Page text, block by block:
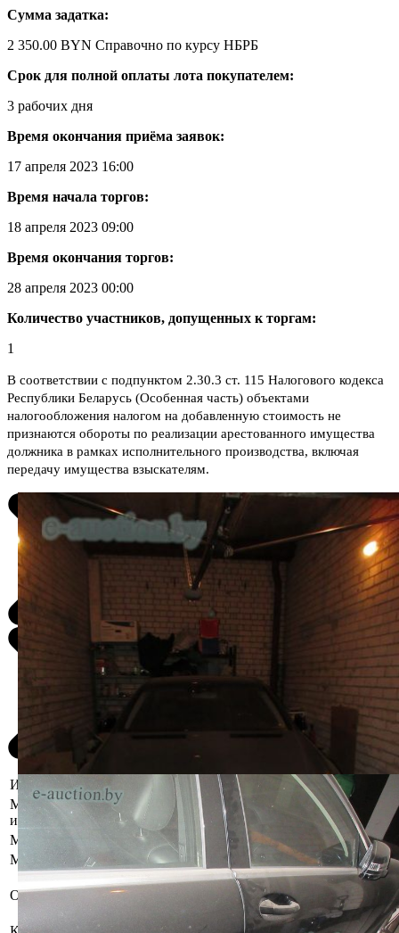
Сумма задатка:
2 350.00 BYN Справочно по курсу НБРБ
Срок для полной оплаты лота покупателем:
3 рабочих дня
Время окончания приёма заявок:
17 апреля 2023 16:00
Время начала торгов:
18 апреля 2023 09:00
Время окончания торгов:
28 апреля 2023 00:00
Количество участников, допущенных к торгам:
1
В соответствии с подпунктом 2.30.3 ст. 115 Налогового кодекса
Республики Беларусь (Особенная часть) объектами
налогообложения налогом на добавленную стоимость не
признаются обороты по реализации арестованного имущества
должника в рамках исполнительного производства, включая
передачу имущества взыскателям.
Информация о предмете торгов
Местоположение
имущества
г. Минск, ул. Славинского,4А
Марка
Mercedes-Benz
Модель
S-Class
Описание
Нарушение ЛКП легкосплавных
дисков, со слов хранителя не
работает гидроусилитель руля.